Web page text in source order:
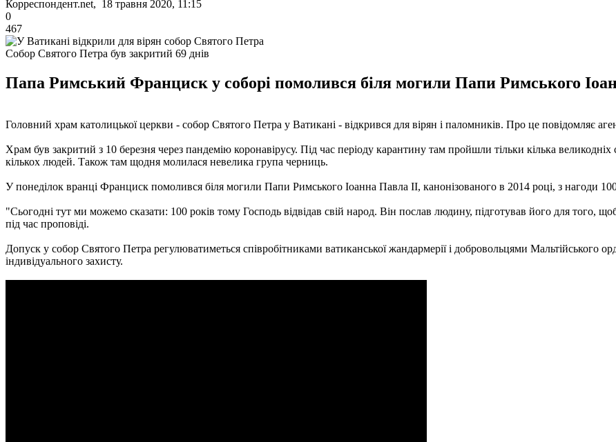
Корреспондент.net, 18 травня 2020, 11:15
0
467
Собор Святого Петра був закритий 69 днів
Папа Римський Франциск у соборі помолився біля могили Папи Римського
Головний храм католицької церкви - собор Святого Петра у Ватикані - відкрився для вірян і паломників. Про це повідомляє
Храм був закритий з 10 березня через пандемію коронавірусу. Під час періоду карантину там пройшли тільки кілька
кількох людей. Також там щодня молилася невелика група черниць.
У понеділок вранці Франциск помолився біля могили Папи Римського Іоанна Павла II, канонізованого в 2014 році, з нагоди
"Сьогодні тут ми можемо сказати: 100 років тому Господь відвідав свій народ. Він послав людину, підготував його для того,
під час проповіді.
Допуск у собор Святого Петра регулюватиметься співробітниками ватиканської жандармерії і добровольцями Мальтійського
індивідуального захисту.